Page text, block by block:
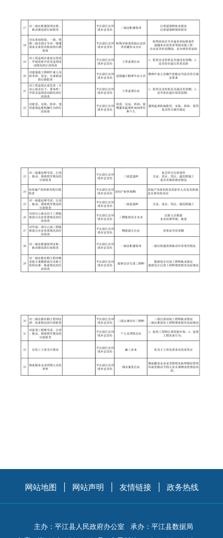
网站地图 网站声明 友情链接 政务热线
主办：平江县人民政府办公室
承办：平江县数据局